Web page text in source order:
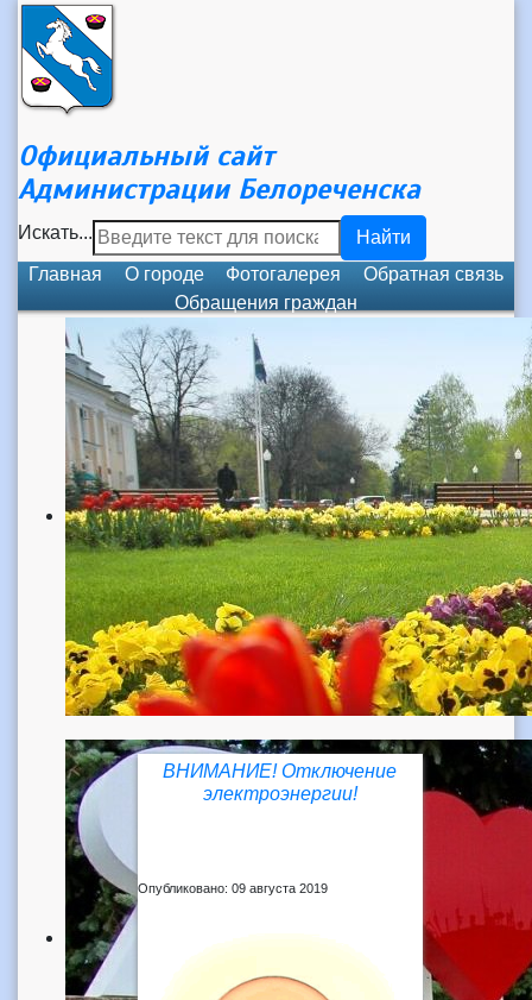
Официальный сайт
Администрации Белореченска
Искать...
Найти
Главная
О городе Фотогалерея
Обратная связь
Обращения граждан
ВНИМАНИЕ! Отключение
электроэнергии!
Опубликовано: 09 августа 2019